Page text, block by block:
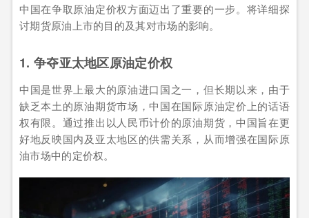
中国在争取原油定价权方面迈出了重要的一步。将详细探
讨期货原油上市的目的及其对市场的影响。
1. 争夺亚太地区原油定价权
中国是世界上最大的原油进口国之一，但长期以来，由于
缺乏本土的原油期货市场，中国在国际原油定价上的话语
权有限。通过推出以人民币计价的原油期货，中国旨在更
好地反映国内及亚太地区的供需关系，从而增强在国际原
油市场中的定价权。